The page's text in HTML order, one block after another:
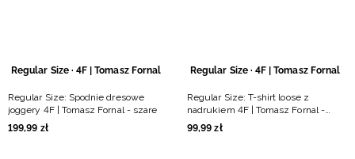
Regular Size · 4F | Tomasz Fornal
Regular Size: Spodnie dresowe
joggery 4F | Tomasz Fornal - szare
199,99 zł
Regular Size · 4F | Tomasz Fornal
Regular Size: T-shirt loose z
nadrukiem 4F | Tomasz Fornal -
szary
99,99 zł